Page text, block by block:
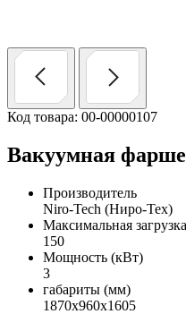
Код товара: 00-00000107
Вакуумная
Производитель
Niro-Tech (Ниро-Тех)
Максимальная
150
Мощность (кВт)
3
габариты (мм)
1870х960х1605